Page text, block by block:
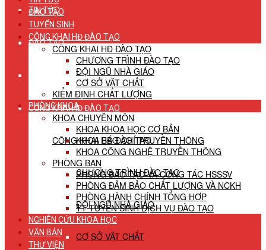
TIN TỨC
ĐÀO TẠO
TUYỂN SINH
CÔNG KHAI HĐ ĐÀO TẠO
CÔNG KHAI HĐ ĐÀO TẠO
CHƯƠNG TRÌNH ĐÀO TẠO
ĐỘI NGŨ NHÀ GIÁO
CƠ SỞ VẬT CHẤT
ĐÀO TẠO
TUYỂN SINH
CÔNG KHAI HĐ ĐÀO TẠO
CÔNG KHAI HĐ ĐÀO TẠO
CHƯƠNG TRÌNH ĐÀO TẠO
ĐỘI NGŨ NHÀ GIÁO
CƠ SỞ VẬT CHẤT
KIỂM ĐỊNH CHẤT LƯỢNG
PHÒNG KHOA
KHOA CHUYÊN MÔN
KHOA KHOA HỌC CƠ BẢN
KHOA BÁO CHÍ TRUYỀN THÔNG
KHOA CÔNG NGHỆ TRUYỀN THÔNG
PHÒNG BAN
PHÒNG ĐÀO TẠO VÀ CÔNG TÁC HSSSV
PHÒNG ĐẢM BẢO CHẤT LƯỢNG VÀ NCKH
PHÒNG HÀNH CHÍNH TỔNG HỢP
TT TUYỂN SINH DỊCH VỤ ĐÀO TẠO
NGHIÊN CỨU KHOA HỌC
VĂN BẢN
THƯ VIỆN